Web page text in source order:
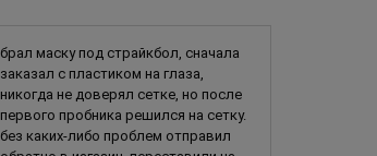
Новинка
брал маску под страйкбол, сначала
заказал с пластиком на глаза,
никогда не доверял сетке, но после
первого пробника решился на сетку.
без каких-либо проблем отправил